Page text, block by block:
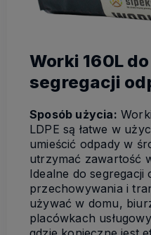
Worki 160L
segregacji
Sposób użycia:
LDPE są łatwe w
umieścić odpady w
utrzymać zawartość
Idealne do segregacji
przechowywania i
używać w domu,
placówkach